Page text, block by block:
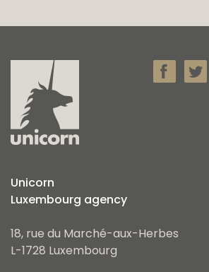
Unicorn
Luxembourg agency
18, rue du Marché-aux-Herbes
L-1728 Luxembourg